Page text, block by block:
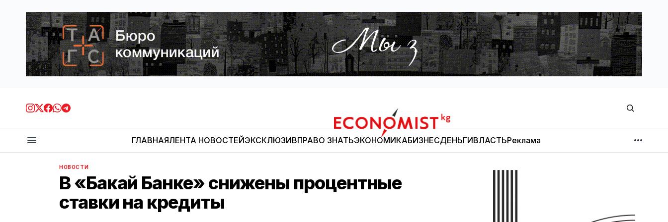
Economist.kg
ГЛАВНАЯЛЕНТА НОВОСТЕЙЭКСКЛЮЗИВПРАВО ЗНАТЬЭКОНОМИКАБИЗНЕСДЕНЬГИВЛАСТЬРеклама
МНЕНИЕ
НОВОСТИ
В «Бакай Банке» снижены процентные
ставки на кредиты